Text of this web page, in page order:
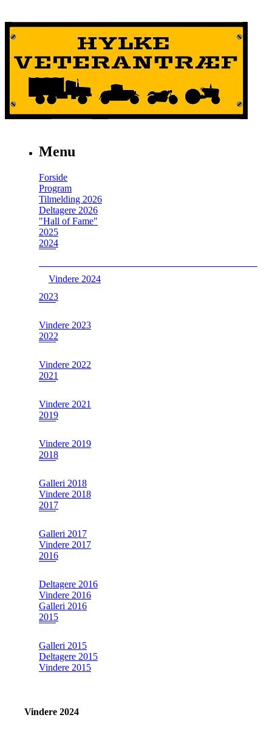
Menu
Forside
Program
Tilmelding 2026
Deltagere 2026
"Hall of Fame"
2025
2024
Vindere 2024
2023
Vindere 2023
2022
Vindere 2022
2021
Vindere 2021
2019
Vindere 2019
2018
Galleri 2018
Vindere 2018
2017
Galleri 2017
Vindere 2017
2016
Deltagere 2016
Vindere 2016
Galleri 2016
2015
Galleri 2015
Deltagere 2015
Vindere 2015
Vindere 2024